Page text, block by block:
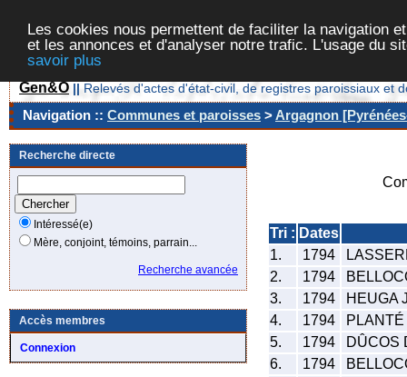
Les cookies nous permettent de faciliter la navigation
et les annonces et d'analyser notre trafic. L'usage du
savoir plus
Gen&O || Relevés d'actes d'état-civil, de registres paroissiaux et
Navigation :: Communes et paroisses >Argagnon
Recherche directe
Intéressé(e)
Mère, conjoint, témoins, parrain...
Recherche avancée
Accès membres
Connexion
Tri : Dates
1.
1794
2.
1794
3.
1794
HEUGA
4.
1794
5.
1794
DÛCOS
6.
1794